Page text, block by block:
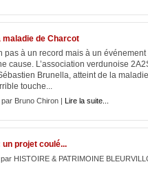
maladie de Charcot
pas à un record mais à un
cause. L’association verdunoise
Brunella, atteint de la
touche...
par Bruno Chiron | Lire la suite...
un projet coulé...
par HISTOIRE & PATRIMOINE